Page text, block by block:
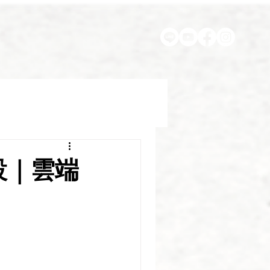
雲端